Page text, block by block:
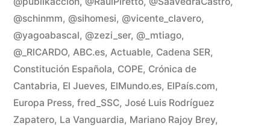
@schinmm, @sihomesi, @vicente_clavero,
@yagoabascal, @zezi_ser, @_mtiago,
@_RlCARDO, ABC.es, Actuable, Cadena SER,
Constitución Española, COPE, Crónica de
Cantabria, El Jueves, ElMundo.es, ElPaís.com,
Europa Press, fred_SSC, José Luis Rodríguez
Zapatero, La Vanguardia, Mariano Rajoy Brey,